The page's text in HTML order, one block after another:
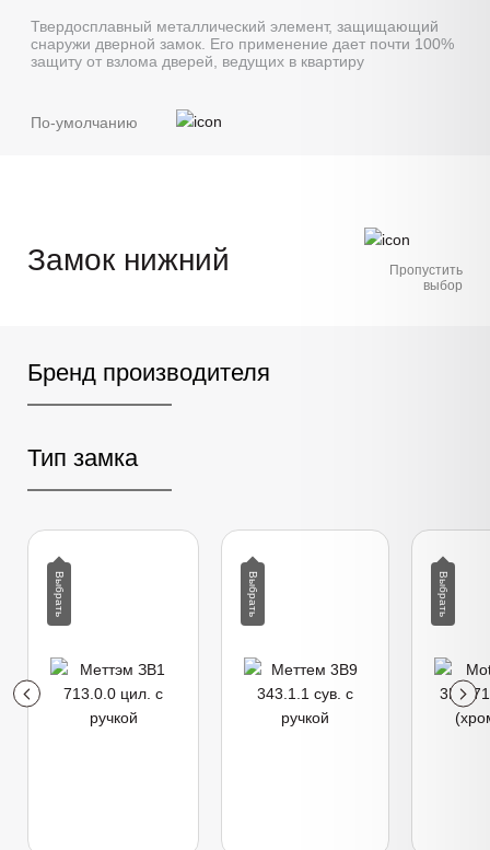
Твердосплавный металлический элемент, защищающий
снаружи дверной замок. Его применение дает почти 100%
защиту от взлома дверей, ведущих в квартиру
По-умолчанию
Замок нижний
Пропустить
выбор
Бренд производителя
Тип замка